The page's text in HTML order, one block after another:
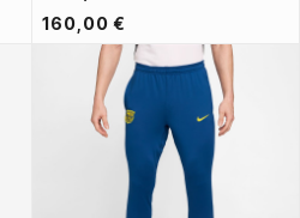
160,00 €